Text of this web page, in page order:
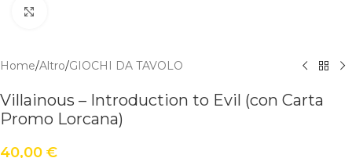
Home/Altro/GIOCHI DA TAVOLO
Villainous – Introduction to Evil (con Carta
Promo Lorcana)
40,00 €